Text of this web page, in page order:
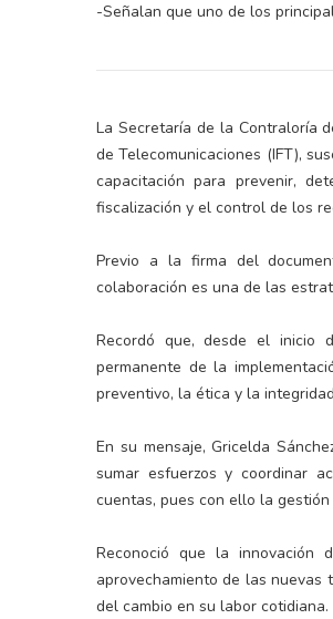
-Señalan que uno de los
La Secretaría de la Contraloría
de Telecomunicaciones (IFT),
capacitación para prevenir,
fiscalización y el control de los
Previo a la firma del
colaboración es una de las
Recordó que, desde el inicio
permanente de la
preventivo, la ética y la
En su mensaje, Gricelda
sumar esfuerzos y coordinar
cuentas, pues con ello la
Reconoció que la innovación
aprovechamiento de las
del cambio en su labor cotidiana.